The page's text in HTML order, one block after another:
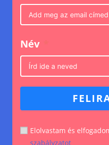
Név
Elolvastam és
szabályzatot